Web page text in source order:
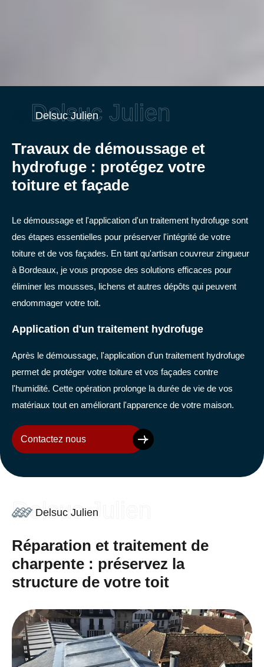
Delsuc Julien
Delsuc Julien
Travaux de démoussage et
hydrofuge : protégez votre
toiture et façade
Le démoussage et l'application d'un traitement hydrofuge sont
des étapes essentielles pour préserver l'intégrité de votre
toiture et de vos façades. En tant qu'artisan couvreur zingueur
à Bordeaux, je vous propose des solutions efficaces pour
éliminer les mousses, lichens et autres dépôts qui peuvent
endommager votre toit.
Application d'un traitement hydrofuge
Après le démoussage, l'application d'un traitement hydrofuge
permet de protéger votre toiture et vos façades contre
l'humidité. Cette opération prolonge la durée de vie de vos
matériaux tout en améliorant l'apparence de votre maison.
Contactez nous
Delsuc Julien
Delsuc Julien
Réparation et traitement de
charpente : préservez la
structure de votre toit